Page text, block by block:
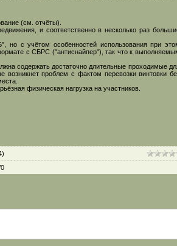
(см. отчёты).
и соответственно в несколько раз
но с учётом особенностей использования при
с СБРС ("антиснайпер"), так что к
содержать достаточно длительные проходимые
возникнет проблем с фактом перевозки винтовки
физическая нагрузка на участников.
0